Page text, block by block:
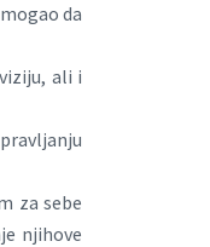
da
ali i
za sebe
njihove